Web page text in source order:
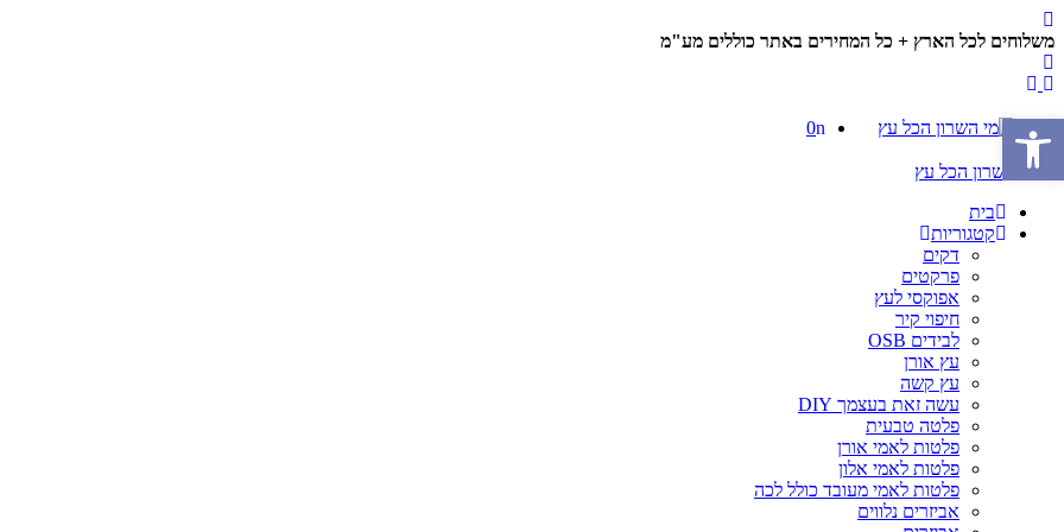
משלוחים לכל הארץ + כל המחירים באתר כוללים מע"מ
0
בית
קטגוריות
דקים
פרקטים
אפוקסי לעץ
חיפוי קיר
לבידים OSB
עץ אורן
עץ קשה
עשה זאת בעצמך DIY
פלטה טבעית
פלטות לאמי אורן
פלטות לאמי אלון
פלטות לאמי מעובד כולל לכה
אביזרים נלווים
פתח סרגל נגישות